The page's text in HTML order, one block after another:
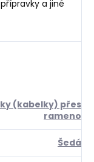
a jiné
(kabelky) přes
rameno
Šedá